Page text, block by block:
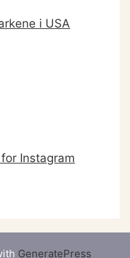
i USA
Instagram
GeneratePress